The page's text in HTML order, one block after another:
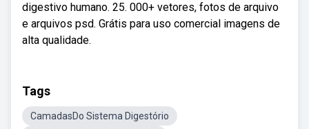
digestivo humano. 25. 000+ vetores, fotos de arquivo
e arquivos psd. Grátis para uso comercial imagens de
alta qualidade.
Tags
CamadasDo Sistema Digestório